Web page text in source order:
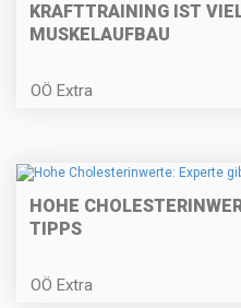
KRAFTTRAINING IST
MUSKELAUFBAU
OÖ Extra
HOHE
TIPPS
OÖ Extra